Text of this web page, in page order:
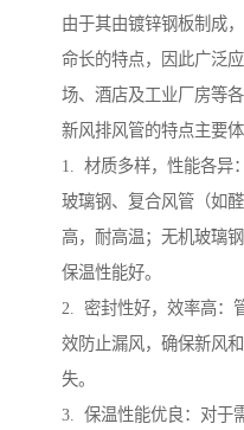
由于其由镀锌钢板制成
命长的特点，因此广泛
场、酒店及工业厂房等
新风排风管的特点主要
1. 材质多样，性能各异
玻璃钢、复合风管（如
高，耐高温；无机玻璃
保温性能好。
2. 密封性好，效率高：
效防止漏风，确保新风
失。
3. 保温性能优良：对于